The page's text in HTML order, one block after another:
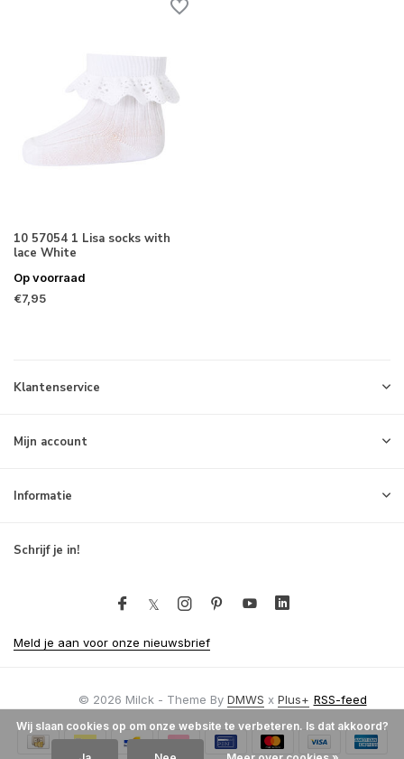
10 57054 1 Lisa socks with
lace White
Op voorraad
€7,95
Klantenservice
Mijn account
Informatie
Schrijf je in!
Meld je aan voor onze nieuwsbrief
© 2026 Milck - Theme By DMWS x Plus+ RSS-feed
Wij slaan cookies op om onze website te verbeteren. Is dat akkoord?